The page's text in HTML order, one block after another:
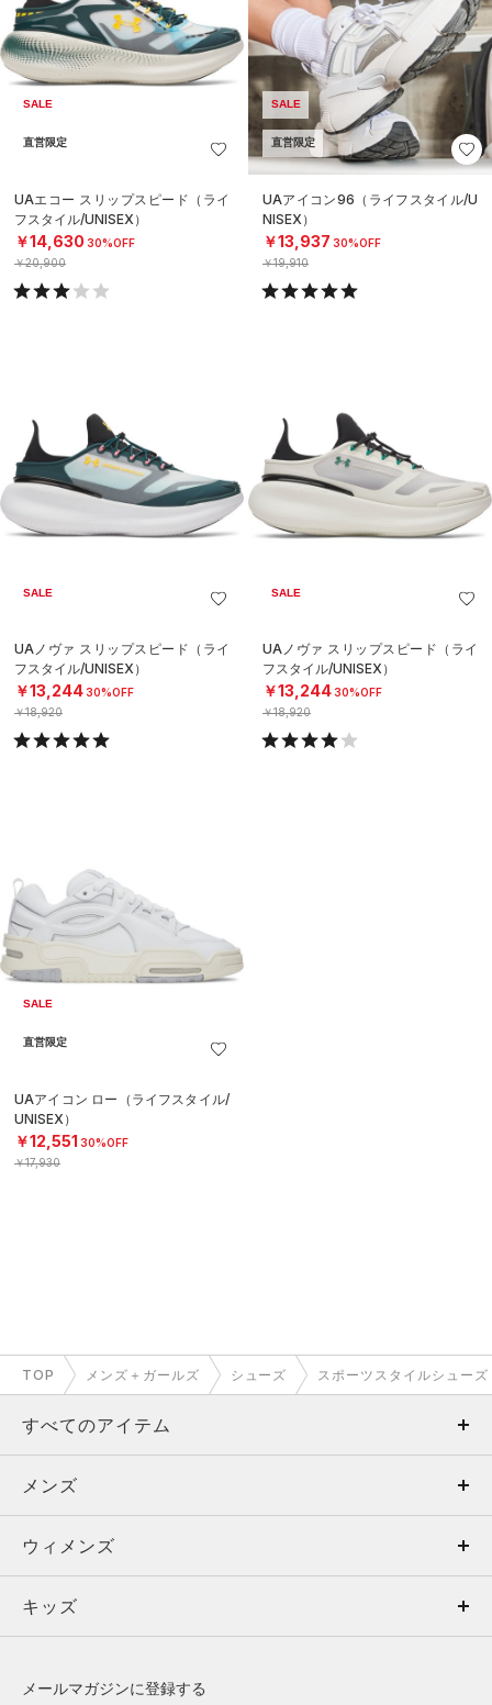
SALE
直営限定
UAエコー スリップスピード（ライ
フスタイル/UNISEX）
￥14,630 30%OFF
￥20,900
SALE
直営限定
UAアイコン96（ライフスタイル/U
NISEX）
￥13,937 30%OFF
￥19,910
SALE
UAノヴァ スリップスピード（ライ
フスタイル/UNISEX）
￥13,24430%OFF
￥18,920
SALE
UAノヴァ スリップスピード（ライ
フスタイル/UNISEX）
￥13,24430%OFF
￥18,920
SALE
直営限定
UAアイコン ロー（ライフスタイル/
UNISEX）
￥12,551 30%OFF
￥17,930
TOP メンズ＋ガールズ シューズ スポーツスタイルシューズ
すべてのアイテム
メンズ
ウィメンズ
キッズ
メンズ
トップス
ボトムス
ウィメンズ
トップス
キッズ
メールマガジンに登録する